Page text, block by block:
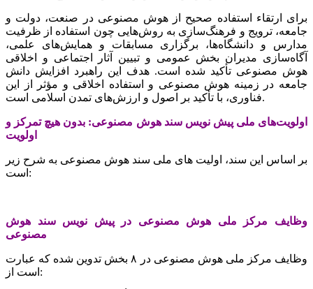
برای ارتقاء استفاده صحیح از هوش مصنوعی در صنعت، دولت و
جامعه، ترویج و فرهنگ‌سازی به روش‌هایی چون استفاده از ظرفیت
مدارس و دانشگاه‌ها، برگزاری مسابقات و همایش‌های علمی،
آگاه‌سازی مدیران بخش عمومی و تبیین آثار اجتماعی و اخلاقی
هوش مصنوعی تأکید شده است. هدف این راهبرد افزایش دانش
جامعه در زمینه هوش مصنوعی و استفاده اخلاقی و مؤثر از این
فناوری، با تأکید بر اصول و ارزش‌های تمدن اسلامی است.
اولویت‌های ملی پیش نویس سند هوش مصنوعی: بدون هیچ تمرکز و
اولویت
بر اساس این سند، اولیت های ملی سند هوش مصنوعی به شرح زیر
است:
وظایف مرکز ملی هوش مصنوعی در پیش نویس سند هوش
مصنوعی
وظایف مرکز ملی هوش مصنوعی در ۸ بخش تدوین شده که عبارت
است از: